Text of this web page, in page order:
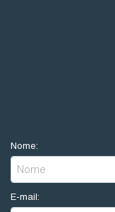
Nome:
E-mail: